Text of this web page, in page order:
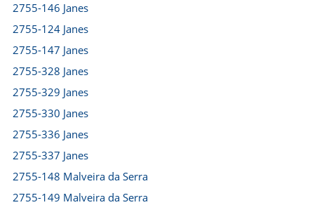
2755-146 Janes
2755-124 Janes
2755-147 Janes
2755-328 Janes
2755-329 Janes
2755-330 Janes
2755-336 Janes
2755-337 Janes
2755-148 Malveira da Serra
2755-149 Malveira da Serra